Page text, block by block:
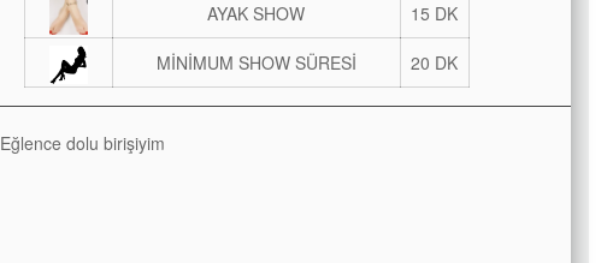
AYAK SHOW 15 DK
MİNİMUM SHOW SÜRESİ 20 DK
Eğlence dolu birişiyim